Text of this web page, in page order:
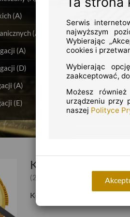
(A)
(A)
(A)
(D)
(A)
(E)
Komentarz
(2026-03-06)
Komentarz rynkowy
Serwis
najwyższym
Wybierając
cookies i
Wybierając
zaakceptować,
Możesz
urządzeniu przy
naszej Polityce